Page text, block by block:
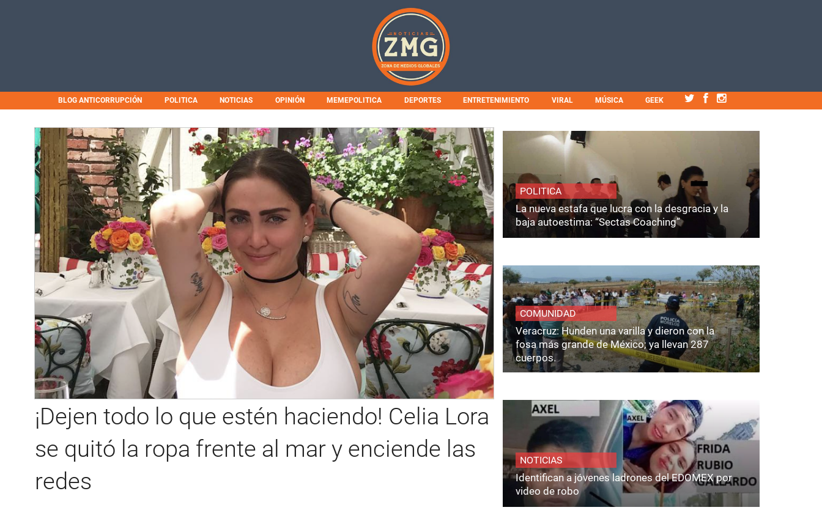
BLOG ANTICORRUPCIÓN POLITICA NOTICIAS OPINIÓN MEMEPOLITICA DEPORTES ENTRETENIMIENTO VIRAL MÚSICA GEEK
¡Dejen todo lo que estén haciendo! Celia Lora
se quitó la ropa frente al mar y enciende las
redes
POLITICA
La nueva estafa que lucra con la desgracia y la
baja autoestima: “Sectas Coaching”
COMUNIDAD
Veracruz: Hunden una varilla y dieron con la
fosa más grande de México; ya llevan 287
cuerpos.
NOTICIAS
Identifican a jóvenes ladrones del EDOMEX por
video de robo